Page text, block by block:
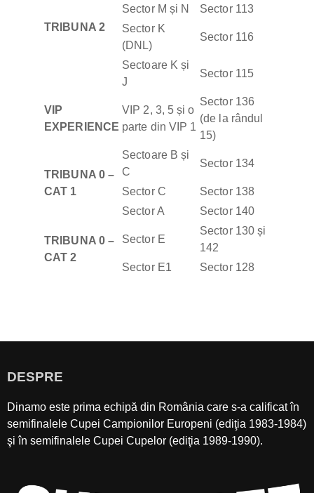
TRIBUNA 2
Sector M și N
Sector 113
Sector K
(DNL)
Sector 116
Sectoare K și
J
Sector 115
VIP
EXPERIENCE
VIP 2, 3, 5 și o
parte din VIP 1
Sector 136
(de la rândul
15)
TRIBUNA 0 –
CAT 1
Sectoare B și
C
Sector 134
Sector C
Sector 138
Sector A
Sector 140
TRIBUNA 0 –
CAT 2
Sector E
Sector 130 și
142
Sector E1
Sector 128
DESPRE
Dinamo este prima echipă din România care s-a calificat în
semifinalele Cupei Campionilor Europeni (ediţia 1983-1984)
şi în semifinalele Cupei Cupelor (ediţia 1989-1990).